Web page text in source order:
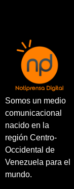
Somos un medio
comunicacional
nacido en la
región Centro-
Occidental de
Venezuela para el
mundo.